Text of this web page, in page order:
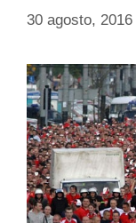
30 agosto, 2016